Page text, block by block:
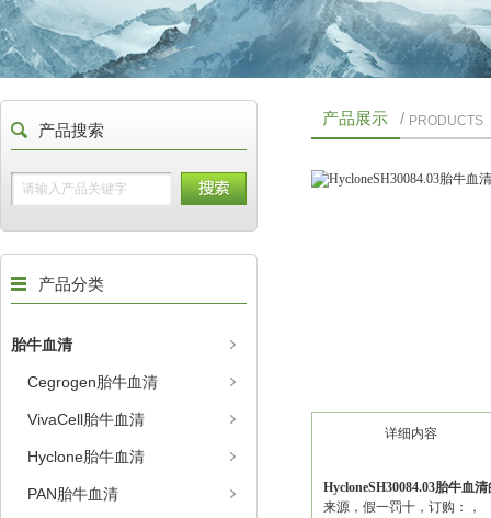
产品搜索
产品分类
胎牛血清
Cegrogen胎牛血清
VivaCell胎牛血清
Hyclone胎牛血清
PAN胎牛血清
产品展示 / PRODUCTS
详细内容
HycloneSH30084.03胎牛血
来源，假一罚十，订购：，